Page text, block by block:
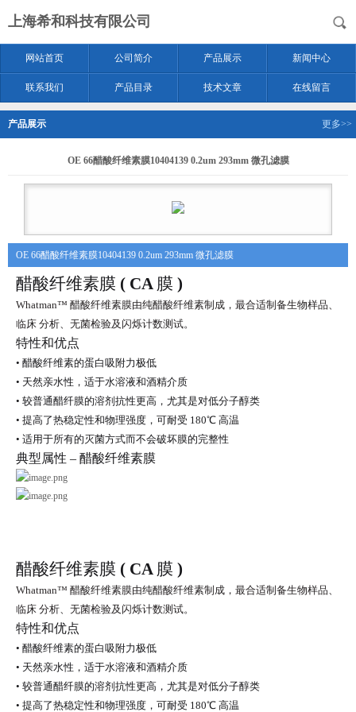
上海希和科技有限公司
网站首页 公司简介 产品展示 新闻中心
联系我们 产品目录 技术文章 在线留言
产品展示 更多>>
OE 66醋酸纤维素膜10404139 0.2um 293mm 微孔滤膜
OE 66醋酸纤维素膜10404139 0.2um 293mm 微孔滤膜
醋酸纤维素膜 ( CA 膜 )
Whatman™ 醋酸纤维素膜由纯醋酸纤维素制成，最合适制备生物样品、
临床 分析、无菌检验及闪烁计数测试。
特性和优点
• 醋酸纤维素的蛋白吸附力极低
• 天然亲水性，适于水溶液和酒精介质
• 较普通醋纤膜的溶剂抗性更高，尤其是对低分子醇类
• 提高了热稳定性和物理强度，可耐受 180℃ 高温
• 适用于所有的灭菌方式而不会破坏膜的完整性
典型属性 – 醋酸纤维素膜
醋酸纤维素膜 ( CA 膜 )
Whatman™ 醋酸纤维素膜由纯醋酸纤维素制成，最合适制备生物样品、
临床 分析、无菌检验及闪烁计数测试。
特性和优点
• 醋酸纤维素的蛋白吸附力极低
• 天然亲水性，适于水溶液和酒精介质
• 较普通醋纤膜的溶剂抗性更高，尤其是对低分子醇类
• 提高了热稳定性和物理强度，可耐受 180℃ 高温